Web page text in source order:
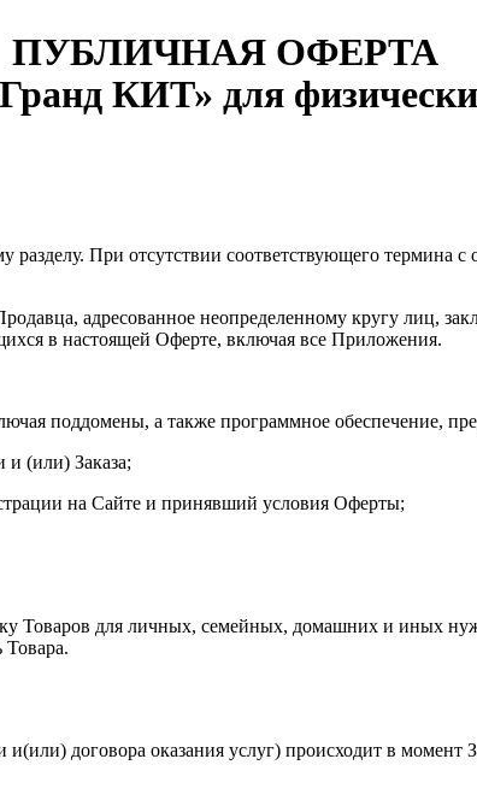
ПУБЛИЧНАЯ ОФЕРТА
КИТ» для
При отсутствии соответствующего термина
адресованное неопределенному кругу лиц,
в настоящей Оферте, включая все Приложения.
поддомены, а также программное обеспечение,
и (или) Заказа;
на Сайте и принявший условия Оферты;
Товаров для личных, семейных, домашних и иных
Товара.
договора оказания услуг) происходит в момент